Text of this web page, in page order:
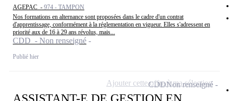
AGEPAC - 974 - TAMPON
Nos formations en alternance sont proposées dans le cadre d'un contrat
d'apprentissage, conformément à la réglementation en vigueur. Elles s'adressent en
priorité aux de 16 à 29 ans révolus, mais...
CDD - Non renseigné
Publié hier
CDDNon renseigné
Ajouter cette offre à ma sélection